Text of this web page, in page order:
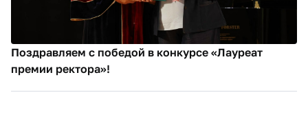
Поздравляем с победой в конкурсе «Лауреат
премии ректора»!